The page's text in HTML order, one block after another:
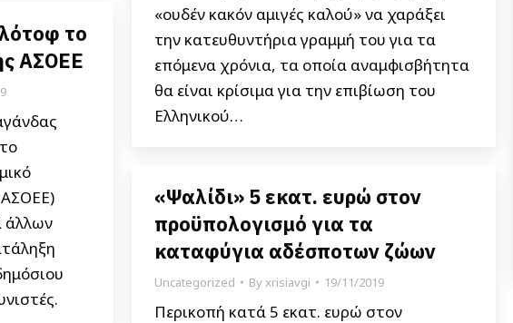
«ουδέν κακόν αμιγές καλού» να χαράξει
την κατευθυντήρια γραμμή του για τα
επόμενα χρόνια, τα οποία αναμφισβήτητα
θα είναι κρίσιμα για την επιβίωση του
Ελληνικού…
το
ΑΣΟΕΕ
άλλων
«Ψαλίδι» 5 εκατ. ευρώ στον
προϋπολογισμό για τα
καταφύγια αδέσποτων ζώων
Uncategorized Byxrisiavgi 19/11/2019
Περικοπή κατά 5 εκατ. ευρώ στον